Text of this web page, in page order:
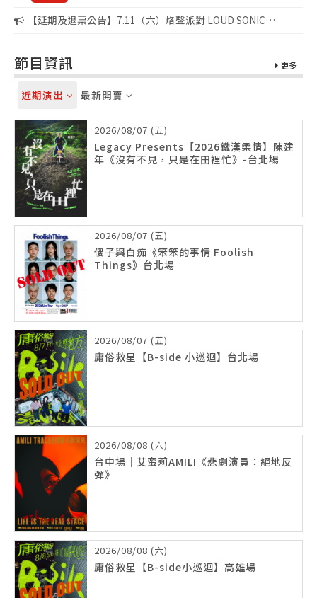
【延期及退票公告】7.11（六）烙聲派對 LOUD SONIC
節目資訊 更多
近期演出 最新開賣
2026/08/07 (五)
Legacy Presents【2026鐵漢柔情】陳建
年《沒有不見，只是在田裡忙》-台北場
2026/08/07 (五)
傻子與白痴《笨笨的事情 Foolish
Things》台北場
2026/08/07 (五)
庸俗救星【B-side 小巡迴】台北場
2026/08/08 (六)
台中場｜艾蜜莉AMILI《悲劇演員：絕地反
彈》
2026/08/08 (六)
庸俗救星【B-side小巡迴】高雄場